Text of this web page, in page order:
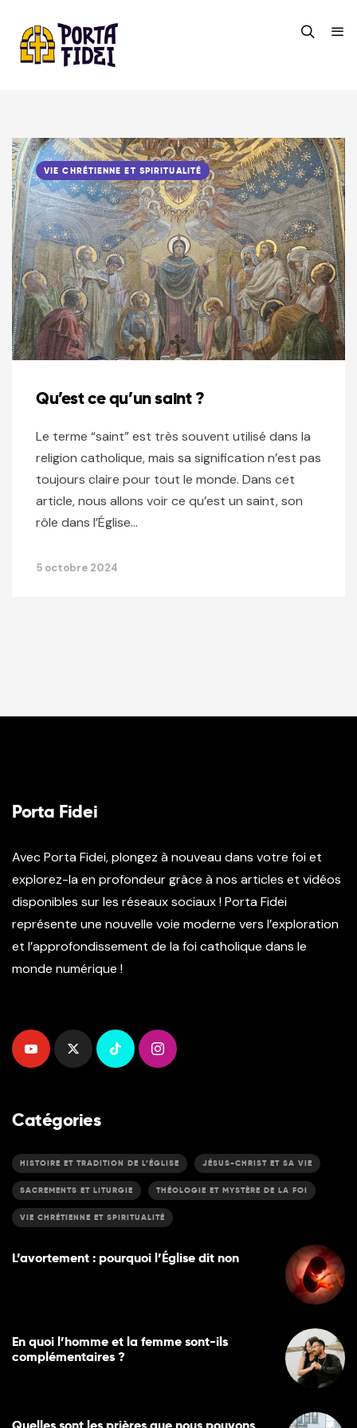
VIE CHRÉTIENNE ET SPIRITUALITÉ
Qu’est ce qu’un saint ?
Le terme “saint” est très souvent utilisé dans la
religion catholique, mais sa signification n’est pas
toujours claire pour tout le monde. Dans cet
article, nous allons voir ce qu’est un saint, son
rôle dans l’Église…
5 octobre 2024
Porta Fidei
Avec Porta Fidei, plongez à nouveau dans votre foi et
explorez-la en profondeur grâce à nos articles et vidéos
disponibles sur les réseaux sociaux ! Porta Fidei
représente une nouvelle voie moderne vers l’exploration
et l’approfondissement de la foi catholique dans le
monde numérique !
Catégories
HISTOIRE ET TRADITION DE L’ÉGLISE JÉSUS-CHRIST ET SA VIE
SACREMENTS ET LITURGIE THÉOLOGIE ET MYSTÈRE DE LA FOI
VIE CHRÉTIENNE ET SPIRITUALITÉ
L’avortement : pourquoi l’Église dit non
En quoi l’homme et la femme sont-ils
complémentaires ?